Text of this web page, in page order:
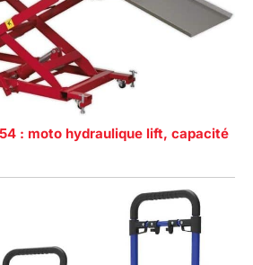
: moto hydraulique lift, capacité